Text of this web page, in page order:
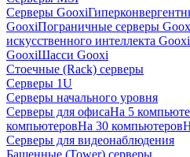
Серверы Gooxi
GooxiПограничные серверы
искусственного интеллекта Gooxi
GooxiШасси Gooxi
Стоечные (Rack) серверы
Серверы 1U
Серверы начального уровня
Серверы для офисаНа 5
компьютеровНа 30 компьютеров
Серверы для видеонаблюдения
Башенные (Tower) серверы